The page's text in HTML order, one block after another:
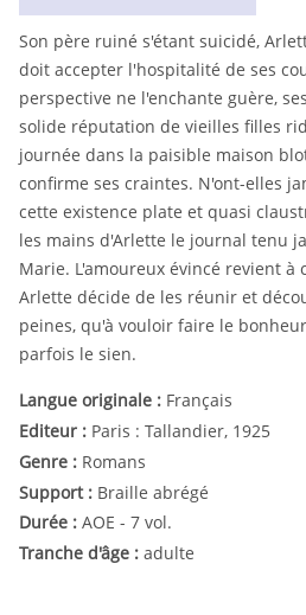
Son père ruiné s'étant suicidé,
doit accepter l'hospitalité de ses
perspective ne l'enchante guère,
solide réputation de vieilles filles
journée dans la paisible maison
confirme ses craintes. N'ont-elles
cette existence plate et quasi
les mains d'Arlette le journal tenu
Marie. L'amoureux évincé revient à
Arlette décide de les réunir et
peines, qu'à vouloir faire le
parfois le sien.
Langue originale : Français
Editeur : Paris : Tallandier, 1925
Genre : Romans
Support : Braille abrégé
Durée : AOE - 7 vol.
Tranche d'âge : adulte